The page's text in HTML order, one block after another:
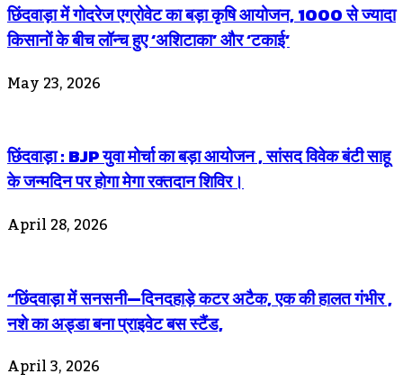
छिंदवाड़ा में गोदरेज एग्रोवेट का बड़ा कृषि आयोजन, 1000 से ज्यादा
किसानों के बीच लॉन्च हुए ‘अशिटाका’ और ‘टकाई’
May 23, 2026
छिंदवाड़ा : BJP युवा मोर्चा का बड़ा आयोजन , सांसद विवेक बंटी साहू
के जन्मदिन पर होगा मेगा रक्तदान शिविर।
April 28, 2026
“छिंदवाड़ा में सनसनी—दिनदहाड़े कटर अटैक, एक की हालत गंभीर ,
नशे का अड्डा बना प्राइवेट बस स्टैंड,
April 3, 2026